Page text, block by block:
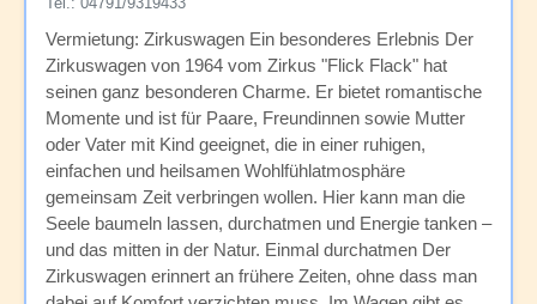
Vermietung: Zirkuswagen Ein besonderes Erlebnis Der
Zirkuswagen von 1964 vom Zirkus "Flick Flack" hat
seinen ganz besonderen Charme. Er bietet romantische
Momente und ist für Paare, Freundinnen sowie Mutter
oder Vater mit Kind geeignet, die in einer ruhigen,
einfachen und heilsamen Wohlfühlatmosphäre
gemeinsam Zeit verbringen wollen. Hier kann man die
Seele baumeln lassen, durchatmen und Energie tanken –
und das mitten in der Natur. Einmal durchatmen Der
Zirkuswagen erinnert an frühere Zeiten, ohne dass man